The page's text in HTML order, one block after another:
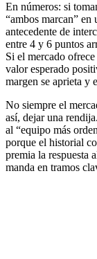
En números: si
“ambos marcan”
antecedente de
entre 4 y 6 puntos
Si el mercado
valor esperado
margen se aprieta y
No siempre el
así, dejar una
al “equipo más
porque el historial
premia la respuesta
manda en tramos